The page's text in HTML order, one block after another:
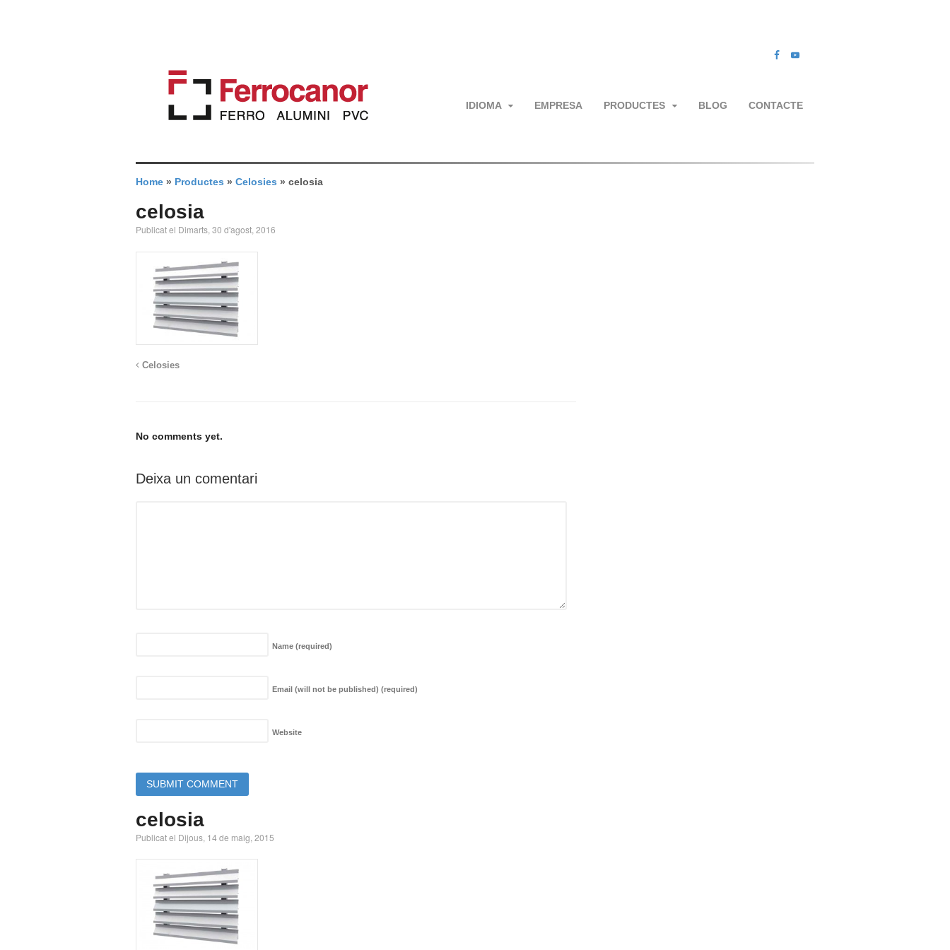
IDIOMA EMPRESA PRODUCTES BLOG CONTACTE
Home » Productes » Celosies » celosia
celosia
Publicat el Dimarts, 30 d'agost, 2016
Celosies
No comments yet.
Deixa un comentari
Name (required)
Email (will not be published) (required)
Website
celosia
Publicat el Dijous, 14 de maig, 2015